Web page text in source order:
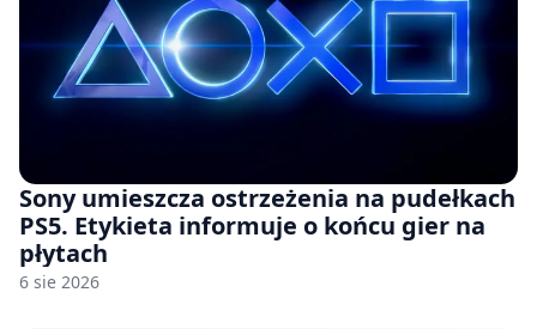
Sony umieszcza ostrzeżenia na pudełkach
PS5. Etykieta informuje o końcu gier na
płytach
6 sie 2026